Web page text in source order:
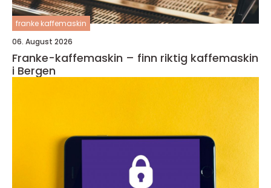
franke kaffemaskin
06. August 2026
Franke-kaffemaskin – finn riktig kaffemaskin
i Bergen